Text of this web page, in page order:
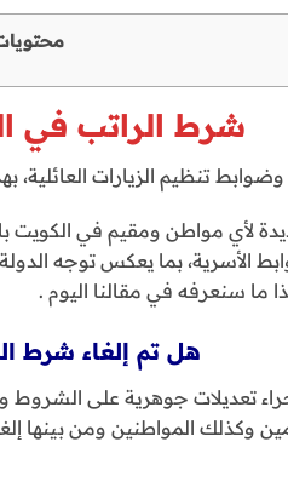
شرط الراتب في
تنظيم الزيارات العائلية،
لأي مواطن ومقيم في الكويت
الأسرية، بما يعكس توجه
ما سنعرفه في مقالنا اليوم .
هل تم إلغاء شرط
تعديلات جوهرية على
وكذلك المواطنين ومن بينها